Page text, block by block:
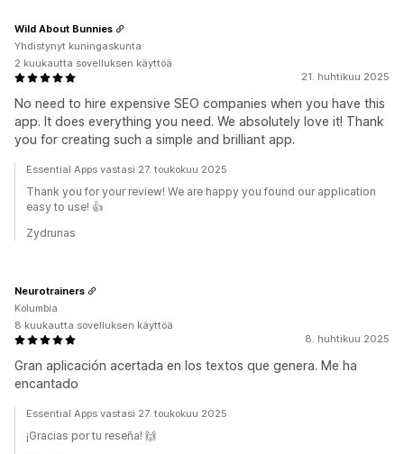
21. huhtikuu 2025
No need to hire expensive SEO companies when you have this
app. It does everything you need. We absolutely love it! Thank
you for creating such a simple and brilliant app.
Wild About Bunnies
Yhdistynyt kuningaskunta
2 kuukautta sovelluksen käyttöä
Essential Apps vastasi 27. toukokuu 2025
Thank you for your review! We are happy you found our application
easy to use! 👍
Zydrunas
8. huhtikuu 2025
Gran aplicación acertada en los textos que genera. Me ha
encantado
Neurotrainers
Kolumbia
8 kuukautta sovelluksen käyttöä
Essential Apps vastasi 27. toukokuu 2025
¡Gracias por tu reseña! 🙌